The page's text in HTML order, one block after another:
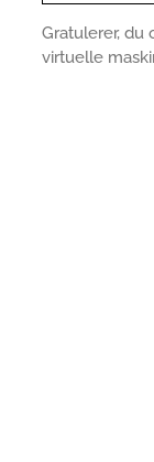
Gratulerer, du
virtuelle